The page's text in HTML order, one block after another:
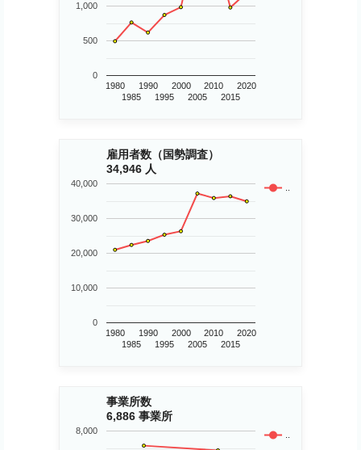
1980
1985
1990
1995
2000
2005
2010
2015
2020
0
500
1,000
雇用者数（国勢調査）
34,946 人
..
1980
1985
1990
1995
2000
2005
2010
2015
2020
0
10,000
20,000
30,000
40,000
事業所数
6,886 事業所
..
8,000